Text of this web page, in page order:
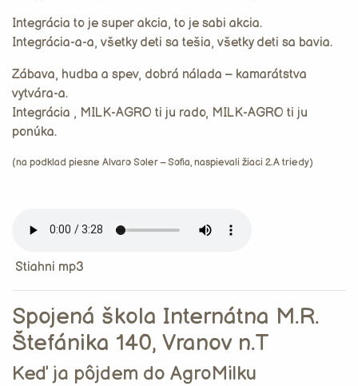
Integrácia to je super akcia, to je sabi akcia.
Integrácia-a-a, všetky deti sa tešia, všetky deti sa bavia.
Zábava, hudba a spev, dobrá nálada – kamarátstva
vytvára-a.
Integrácia , MILK-AGRO ti ju rado, MILK-AGRO ti ju
ponúka.
(na podklad piesne Alvaro Soler – Sofia, naspievali žiaci 2.A triedy)
Stiahni mp3
Spojená škola Internátna M.R.
Štefánika 140, Vranov n.T
Keď ja pôjdem do AgroMilku